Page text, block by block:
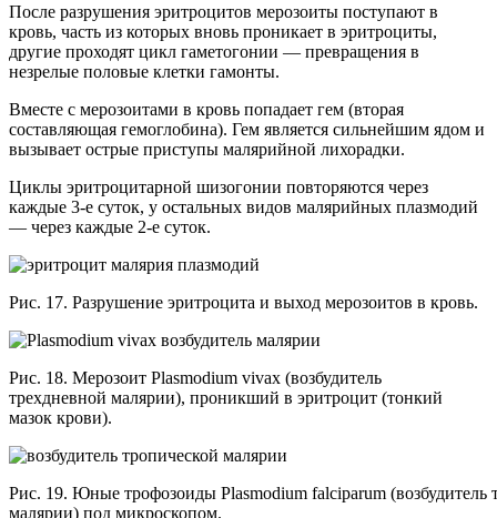
После разрушения эритроцитов мерозоиты поступают в
кровь, часть из которых вновь проникает в эритроциты,
другие проходят цикл гаметогонии — превращения в
незрелые половые клетки гамонты.
Вместе с мерозоитами в кровь попадает гем (вторая
составляющая гемоглобина). Гем является сильнейшим ядом и
вызывает острые приступы малярийной лихорадки.
Циклы эритроцитарной шизогонии повторяются через
каждые 3-е суток, у остальных видов малярийных плазмодий
— через каждые 2-е суток.
Рис. 17. Разрушение эритроцита и выход мерозоитов в кровь.
Рис. 18. Мерозоит Plasmodium vivax (возбудитель
трехдневной малярии), проникший в эритроцит (тонкий
мазок крови).
Рис. 19. Юные трофозоиды Plasmodium falciparum (возбудитель
малярии) под микроскопом.